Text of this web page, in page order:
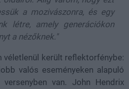
a mozivászonra, és egy
létre, amely generációkon
a nézőknek."
véletlenül került reflektorfénybe:
valós eseményeken alapuló
van. John Hendrix